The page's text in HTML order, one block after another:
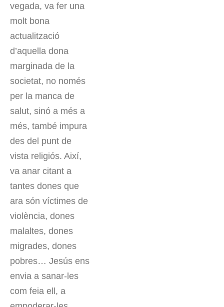
vegada, va fer una
molt bona
actualització
d’aquella dona
marginada de la
societat, no només
per la manca de
salut, sinó a més a
més, també impura
des del punt de
vista religiós. Així,
va anar citant a
tantes dones que
ara són víctimes de
violència, dones
malaltes, dones
migrades, dones
pobres… Jesús ens
envia a sanar-les
com feia ell, a